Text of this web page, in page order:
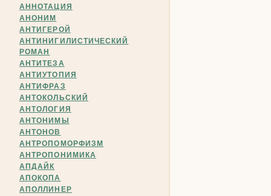
АННОТАЦИЯ
АНОНИМ
АНТИГЕРОЙ
АНТИНИГИЛИСТИЧЕСКИЙ
РОМАН
АНТИТЕЗА
АНТИУТОПИЯ
АНТИФРАЗ
АНТОКОЛЬСКИЙ
АНТОЛОГИЯ
АНТОНИМЫ
АНТОНОВ
АНТРОПОМОРФИЗМ
АНТРОПОНИМИКА
АПДАЙК
АПОКОПА
АПОЛЛИНЕР